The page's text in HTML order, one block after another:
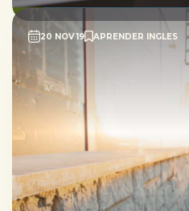
20 NOV 19 APRENDER INGLES